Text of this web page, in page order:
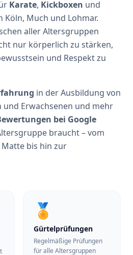
Karate, Kickboxen und
Köln, Much und Lohmar.
aller Altersgruppen
nur körperlich zu stärken,
und Respekt zu
in der Ausbildung von
und Erwachsenen und mehr
bei Google
braucht – vom
bis hin zur
🏅
Gürtelprüfungen
Regelmäßige Prüfungen
für alle Altersgruppen